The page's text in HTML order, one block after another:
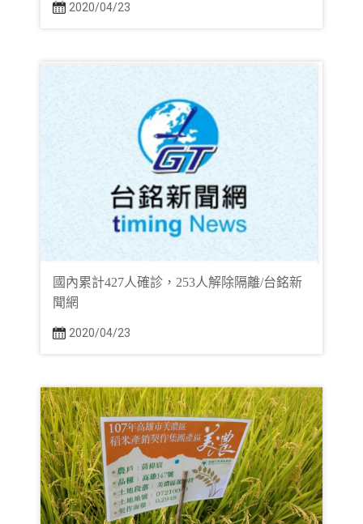
2020/04/23
國內累計427人確診，253人解除隔離/台銘新
聞網
2020/04/23